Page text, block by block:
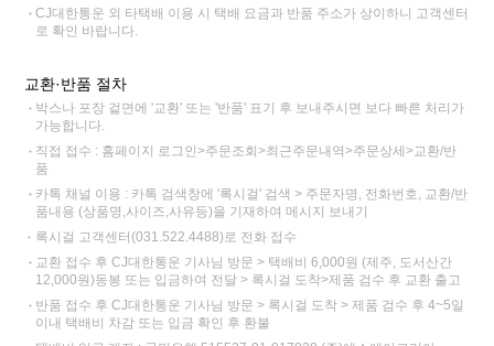
CJ대한통운 외 타택배 이용 시 택배 요금과 반품 주소가 상이하니 고객센터
로 확인 바랍니다.
교환·반품 절차
박스나 포장 겉면에 '교환' 또는 '반품' 표기 후 보내주시면 보다 빠른 처리가
가능합니다.
직접 접수 : 홈페이지 로그인>주문조회>최근주문내역>주문상세>교환/반
품
카톡 채널 이용 : 카톡 검색창에 '록시걸' 검색 > 주문자명, 전화번호, 교환/반
품내용 (상품명,사이즈,사유등)을 기재하여 메시지 보내기
록시걸 고객센터(031.522.4488)로 전화 접수
교환 접수 후 CJ대한통운 기사님 방문 > 택배비 6,000원 (제주, 도서산간
12,000원)동봉 또는 입금하여 전달 > 록시걸 도착>제품 검수 후 교환 출고
반품 접수 후 CJ대한통운 기사님 방문 > 록시걸 도착 > 제품 검수 후 4~5일
이내 택배비 차감 또는 입금 확인 후 환불